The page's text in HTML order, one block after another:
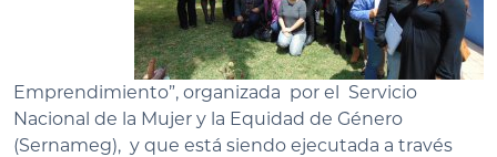
Emprendimiento”, organizada por el Servicio
Nacional de la Mujer y la Equidad de Género
(Sernameg), y que está siendo ejecutada a través